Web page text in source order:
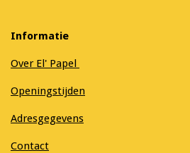
Informatie
Over El' Papel
Openingstijden
Adresgegevens
Contact